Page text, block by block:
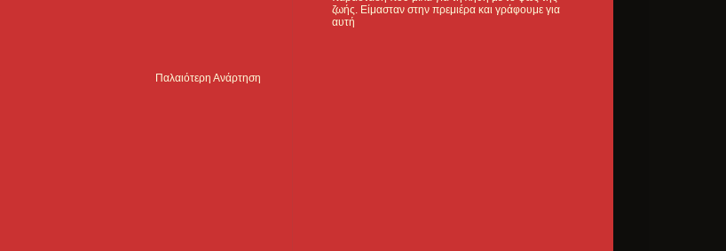
Παλαιότερη Ανάρτηση
ζωής. Είμασταν στην πρεμιέρα και γράφουμε για
αυτή